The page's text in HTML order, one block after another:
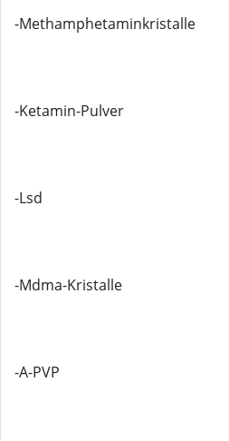
-Methamphetaminkristalle
-Ketamin-Pulver
-Lsd
-Mdma-Kristalle
-A-PVP